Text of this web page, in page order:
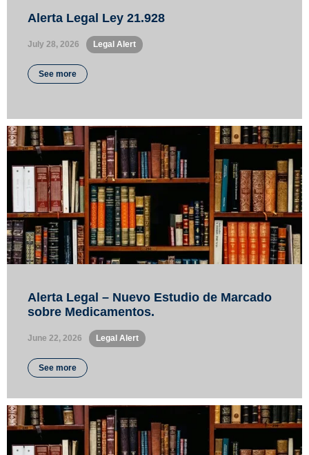
Alerta Legal Ley 21.928
July 28, 2026 Legal Alert
See more
Alerta Legal – Nuevo Estudio de Marcado
sobre Medicamentos.
June 22, 2026 Legal Alert
See more